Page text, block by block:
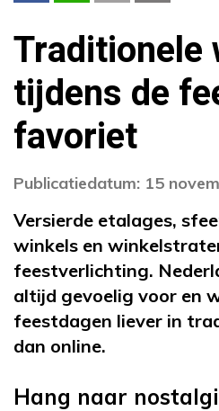
Traditionele
tijdens de
favoriet
Publicatiedatum: 15
Versierde etalages,
winkels en
feestverlichting.
altijd gevoelig voor en
feestdagen liever in
dan online.
Hang naar